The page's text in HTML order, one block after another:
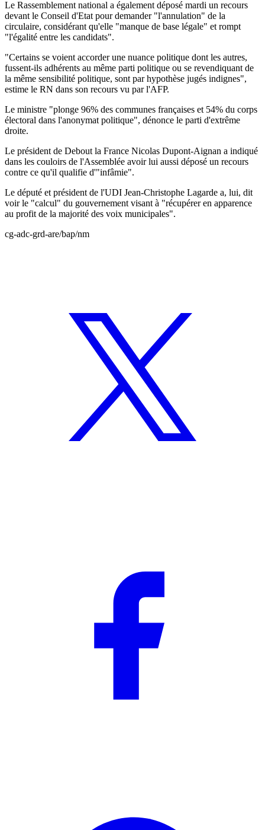
Le Rassemblement national a également déposé mardi un recours
devant le Conseil d'Etat pour demander "l'annulation" de la
circulaire, considérant qu'elle "manque de base légale" et rompt
"l'égalité entre les candidats".
"Certains se voient accorder une nuance politique dont les autres,
fussent-ils adhérents au même parti politique ou se revendiquant de
la même sensibilité politique, sont par hypothèse jugés indignes",
estime le RN dans son recours vu par l'AFP.
Le ministre "plonge 96% des communes françaises et 54% du corps
électoral dans l'anonymat politique", dénonce le parti d'extrême
droite.
Le président de Debout la France Nicolas Dupont-Aignan a indiqué
dans les couloirs de l'Assemblée avoir lui aussi déposé un recours
contre ce qu'il qualifie d'"infâmie".
Le député et président de l'UDI Jean-Christophe Lagarde a, lui, dit
voir le "calcul" du gouvernement visant à "récupérer en apparence
au profit de la majorité des voix municipales".
cg-adc-grd-are/bap/nm